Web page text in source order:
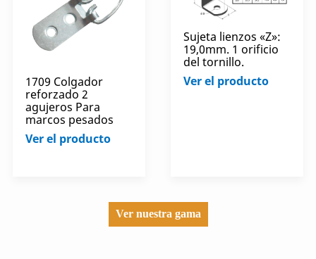
1709 Colgador
reforzado 2
agujeros Para
marcos pesados
Ver el producto
Sujeta lienzos «Z»:
19,0mm. 1 orificio
del tornillo.
Ver el producto
Ver nuestra gama